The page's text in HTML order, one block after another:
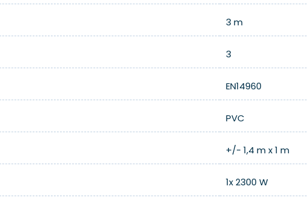
3 m
3
EN14960
PVC
+/- 1,4 m x 1 m
1x 2300 W